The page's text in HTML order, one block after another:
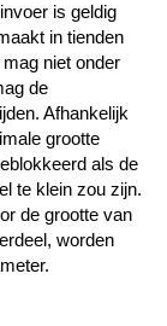
is geldig
in tienden
niet onder
de
Afhankelijk
grootte
als de
te klein zou zijn.
de grootte van
worden